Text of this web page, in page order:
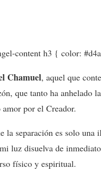
content h3 { color:
Chamuel, aquel que
que tanto ha anhelado
por el Creador.
la separación es solo
luz disuelva de
físico y espiritual.